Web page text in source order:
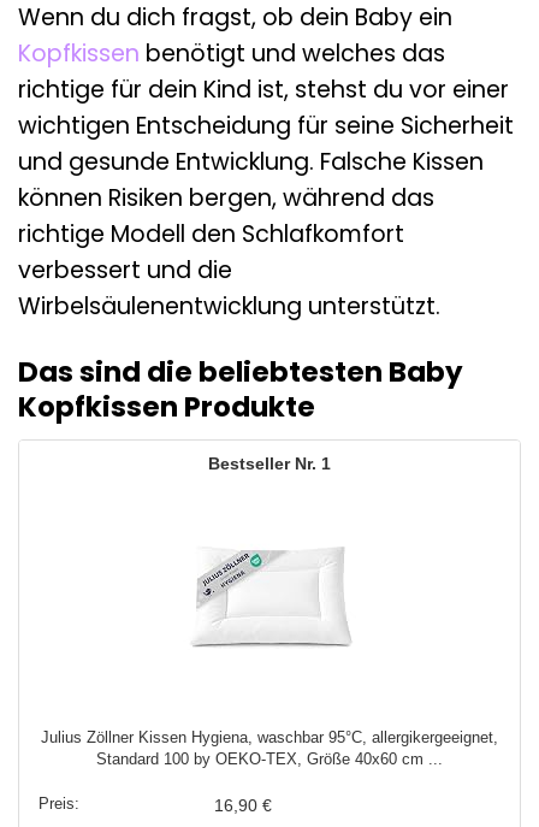
Wenn du dich fragst, ob dein Baby ein
Kopfkissen benötigt und welches das
richtige für dein Kind ist, stehst du vor einer
wichtigen Entscheidung für seine Sicherheit
und gesunde Entwicklung. Falsche Kissen
können Risiken bergen, während das
richtige Modell den Schlafkomfort
verbessert und die
Wirbelsäulenentwicklung unterstützt.
Das sind die beliebtesten Baby
Kopfkissen Produkte
1
Julius Zöllner Kissen Hygiena, waschbar 95°C, allergikergeeignet,
Standard 100 by OEKO-TEX, Größe 40x60 cm ...
16,90 €